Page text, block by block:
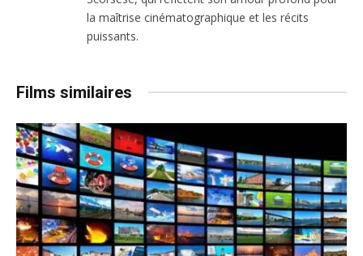
la maîtrise cinématographique et les récits
puissants.
Films similaires